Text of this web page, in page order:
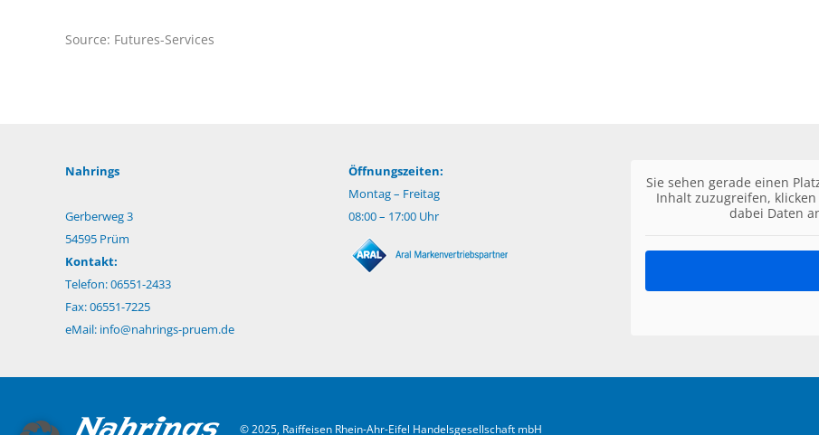
Source: Futures-Services
Nahrings
Gerberweg 3
54595 Prüm
Kontakt:
Telefon: 06551-2433
Fax: 06551-7225
eMail: info@nahrings-pruem.de
Öffnungszeiten:
Montag – Freitag
08:00 – 17:00 Uhr
Sie sehen gerade einen
Inhalt zuzugreifen,
dabei Daten
© 2025, Raiffeisen Rhein-Ahr-Eifel Handelsgesellschaft mbH